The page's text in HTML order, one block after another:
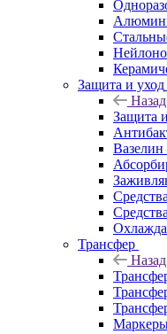
Защита и уход
Назад
Защита
Вазелин
Трансфер
Назад